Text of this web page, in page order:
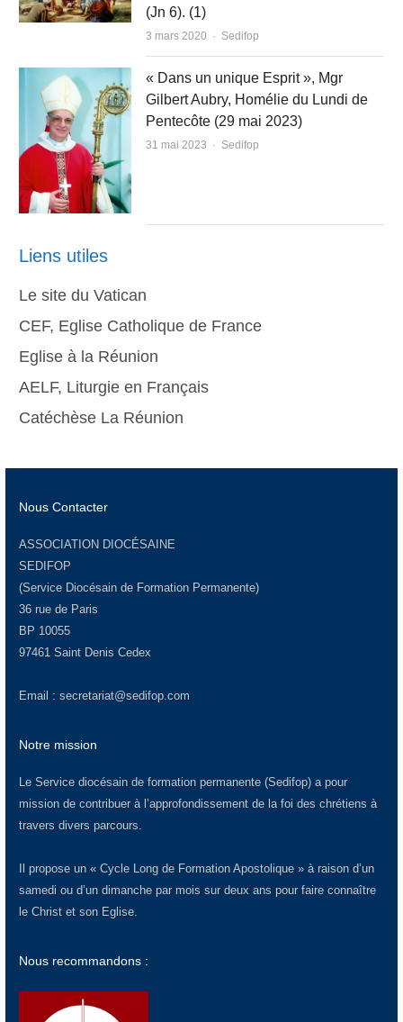
(Jn 6). (1)
3 mars 2020 Author
Sedifop
« Dans un unique Esprit », Mgr
Gilbert Aubry, Homélie du Lundi de
Pentecôte (29 mai 2023)
31 mai 2023 Author
Sedifop
Liens utiles
Le site du Vatican
CEF, Eglise Catholique de France
Eglise à la Réunion
AELF, Liturgie en Français
Catéchèse La Réunion
Nous Contacter
ASSOCIATION DIOCÉSAINE
SEDIFOP
(Service Diocésain de Formation Permanente)
36 rue de Paris
BP 10055
97461 Saint Denis Cedex
Email : secretariat@sedifop.com
Notre mission
Le Service diocésain de formation permanente (Sedifop) a pour
mission de contribuer à l’approfondissement de la foi des chrétiens à
travers divers parcours.
Il propose un « Cycle Long de Formation Apostolique » à raison d’un
samedi ou d’un dimanche par mois sur deux ans pour faire connaître
le Christ et son Eglise.
Nous recommandons :